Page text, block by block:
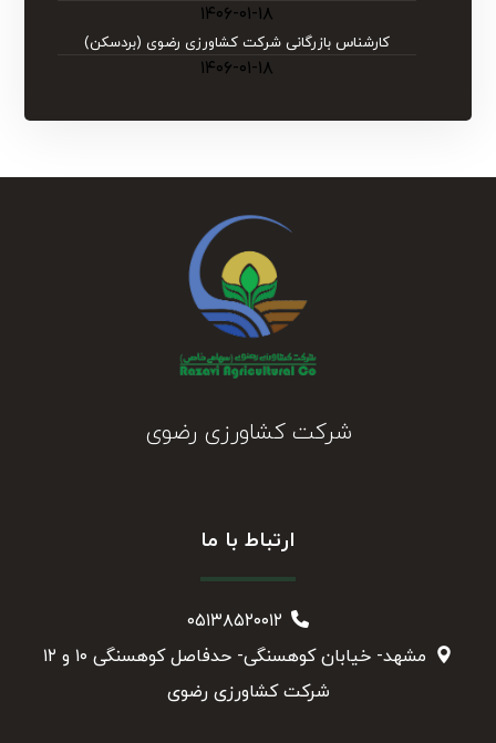
۱۴۰۶-۰۱-۱۸
کارشناس بازرگانی شرکت کشاورزی رضوی (بردسکن)
۱۴۰۶-۰۱-۱۸
شرکت کشاورزی رضوی
ارتباط با ما
۰۵۱۳۸۵۲۰۰۱۲
مشهد- خیابان کوهسنگی- حدفاصل کوهسنگی ۱۰ و ۱۲
شرکت کشاورزی رضوی